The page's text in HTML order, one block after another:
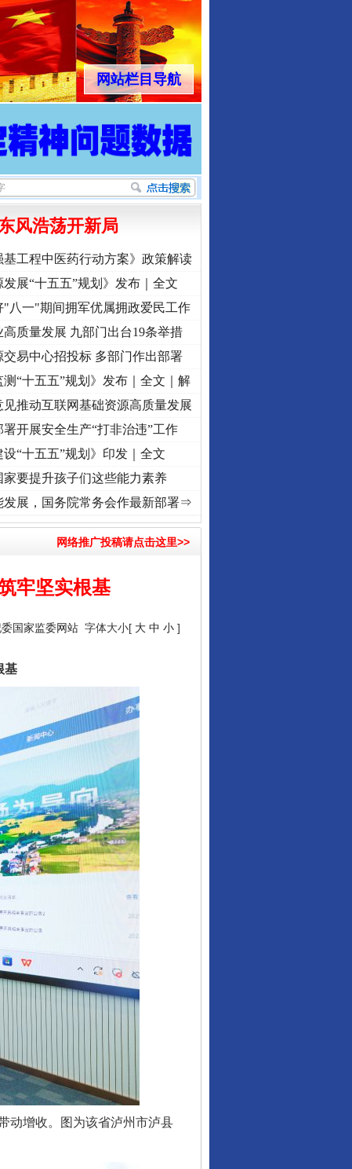
网站栏目导航
初心使命 奋进复兴征程丨“转折之城”激荡..
风浩荡开新局
基工程中医药行动方案》政策解读
发展“十五五”规划》发布｜全文
"八一"期间拥军优属拥政爱民工作
质量发展 九部门出台19条举措
交易中心招投标 多部门作出部署
测“十五五”规划》发布｜全文｜解
见推动互联网基础资源高质量发展
开展安全生产“打非治违”工作
设“十五五”规划》印发｜全文
家要提升孩子们这些能力素养
发展，国务院常务会作最新部署⇒
网络推广投稿请点击这里>>
牢坚实根基
国家监委网站 字体大小[ 大 中 小 ]
基
增收。图为该省泸州市泸县